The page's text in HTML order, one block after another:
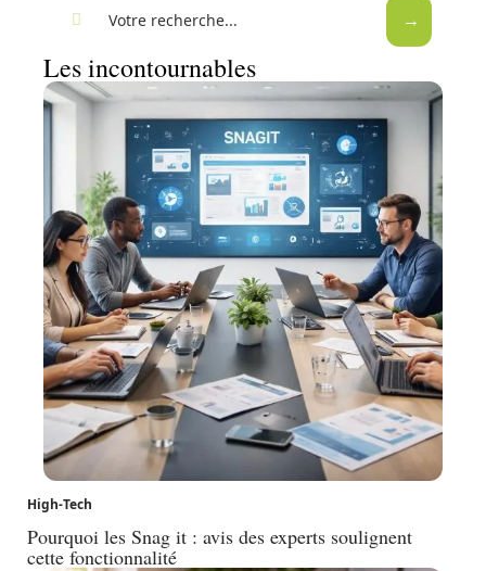
Les incontournables
High-Tech
Pourquoi les Snag it : avis des experts soulignent
cette fonctionnalité